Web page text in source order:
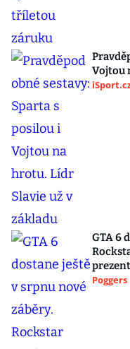
Vojtou
GTA 6
Poggers